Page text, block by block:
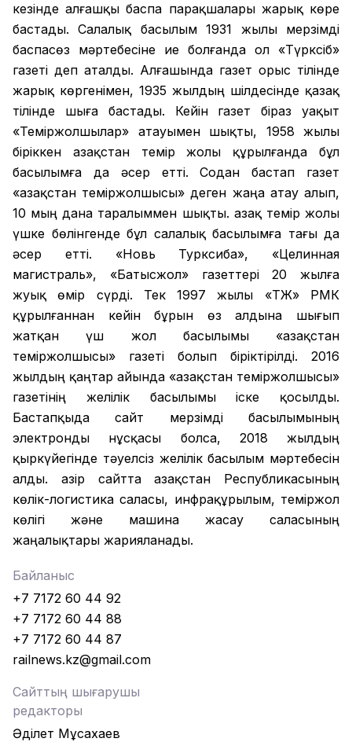
кезінде алғашқы баспа парақшалары жарық көре
бастады. Салалық басылым 1931 жылы мерзімді
баспасөз мәртебесіне ие болғанда ол «Түрксіб»
газеті деп аталды. Алғашында газет орыс тілінде
жарық көргенімен, 1935 жылдың шілдесінде қазақ
тілінде шыға бастады. Кейін газет біраз уақыт
«Теміржолшылар» атауымен шықты, 1958 жылы
біріккен Қазақстан темір жолы құрылғанда бұл
басылымға да әсер етті. Содан бастап газет
«Қазақстан теміржолшысы» деген жаңа атау алып,
10 мың дана таралыммен шықты. Қазақ темір жолы
үшке бөлінгенде бұл салалық басылымға тағы да
әсер етті. «Новь Турксиба», «Целинная
магистраль», «Батысжол» газеттері 20 жылға
жуық өмір сүрді. Тек 1997 жылы «ҚТЖ» РМК
құрылғаннан кейін бұрын өз алдына шығып
жатқан үш жол басылымы «Қазақстан
теміржолшысы» газеті болып біріктірілді. 2016
жылдың қаңтар айында «Қазақстан теміржолшысы»
газетінің желілік басылымы іске қосылды.
Бастапқыда сайт мерзімді басылымының
электронды нұсқасы болса, 2018 жылдың
қыркүйегінде тәуелсіз желілік басылым мәртебесін
алды. Қазір сайтта Қазақстан Республикасының
көлік-логистика саласы, инфрақұрылым, теміржол
көлігі және машина жасау саласының
жаңалықтары жарияланады.
Байланыс
+7 7172 60 44 92
+7 7172 60 44 88
+7 7172 60 44 87
railnews.kz@gmail.com
Сайттың шығарушы
редакторы
Әділет Мұсахаев